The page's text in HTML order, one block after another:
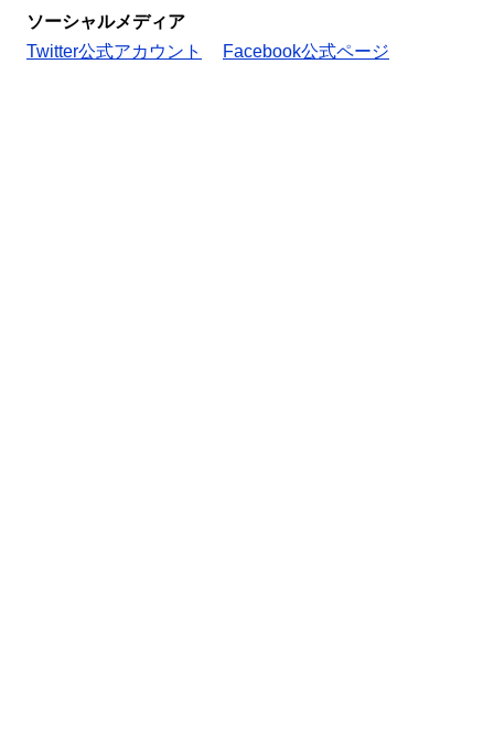
ソーシャルメディア
Twitter公式アカウント
Facebook公式ページ